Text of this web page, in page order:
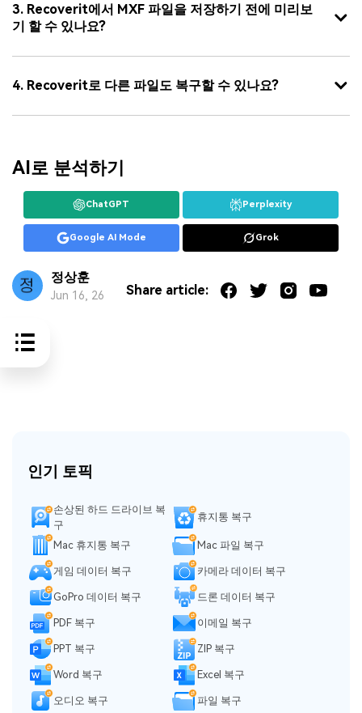
3. Recoverit에서 MXF 파일을 저장하기 전에 미리보
기 할 수 있나요?
4. Recoverit로 다른 파일도 복구할 수 있나요?
AI로 분석하기
ChatGPT Perplexity
Google AI Mode Grok
정상훈
Jun 16, 26 Share article:
인기 토픽
손상된 하드 드라이브 복
구
휴지통 복구
Mac 휴지통 복구 Mac 파일 복구
게임 데이터 복구 카메라 데이터 복구
GoPro 데이터 복구 드론 데이터 복구
PDF 복구 이메일 복구
PPT 복구 ZIP 복구
Word 복구 Excel 복구
오디오 복구 파일 복구